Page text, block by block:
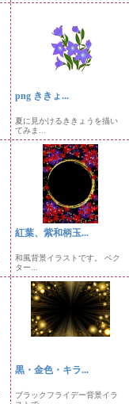
png ききょ...
夏に見かけるききょうを描い
てみま...
紅葉、紫和柄玉...
和風背景イラストです。 ベク
ター...
黒・金色・キラ...
ブラックフライデー背景イラ